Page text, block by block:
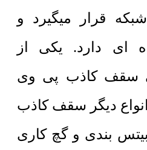
قرار میگیرد و
ای دارد. یکی از
سقف کاذب پی وی
دیگر سقف کاذب
بندی و گچ کاری